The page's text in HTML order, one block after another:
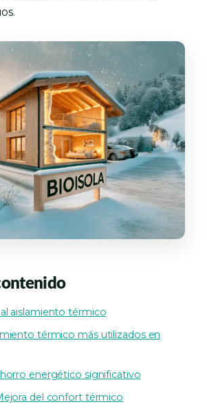
aislamiento térmico
térmico más utilizados en
energético significativo
del confort térmico